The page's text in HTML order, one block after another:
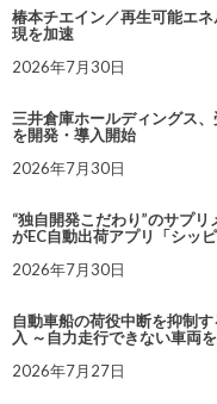
椿本チエイン／再生可能エ
現を加速
2026年7月30日
三井倉庫ホールディングス
を開発・導入開始
2026年7月30日
“独自開発こだわり”のサプ
がEC自動出荷アプリ「シッ
2026年7月30日
自動車船の荷役中断を抑制
入 ～自力走行できない車両
2026年7月27日